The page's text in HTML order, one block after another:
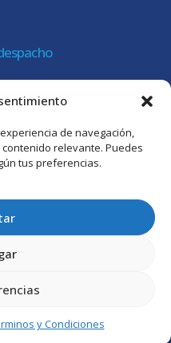
de navegación,
relevante. Puedes
tus preferencias.
y Condiciones
15:30 hrs.
cliente
a 17:45 hrs.